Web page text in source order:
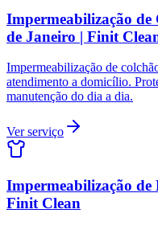
Impermeabilização
de Janeiro | Finit
Impermeabilização de
atendimento a domicílio.
manutenção do dia a dia.
Ver serviço
Impermeabilização de
Finit Clean